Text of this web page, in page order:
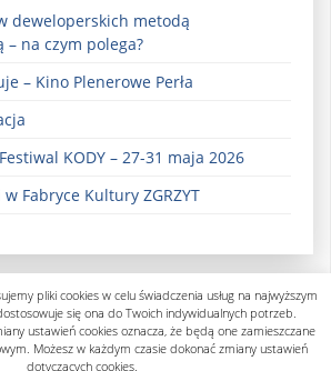
deweloperskich metodą
– na czym polega?
– Kino Plenerowe Perła
KODY – 27-31 maja 2026
Fabryce Kultury ZGRZYT
pliki cookies w celu świadczenia usług na najwyższym
się ona do Twoich indywidualnych potrzeb.
ustawień cookies oznacza, że będą one zamieszczane
Możesz w każdym czasie dokonać zmiany ustawień
dotyczących cookies.